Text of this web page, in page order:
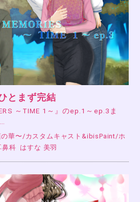
とまず完結
～TIME 1～』のep.1～ep.3ま
華〜/カスタムキャスト&ibisPaint/ホ
鼻科 はすな 美羽